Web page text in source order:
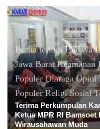
Berita terkini Budaya
Jawa Barat Keamanan
Populer Olaraga Opini
Populer Religi Sosial
Terima Perkumpulan
Ketua MPR RI
Wirausahawan Muda